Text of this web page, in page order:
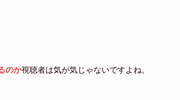
のか視聴者は気が気じゃないですよね。